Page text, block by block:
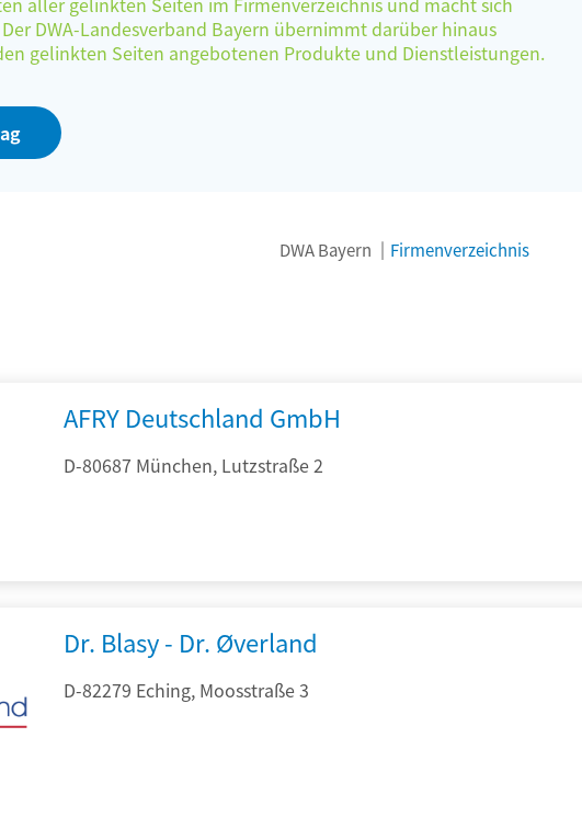
DWA-Landesverband Bayern übernimmt darüber hinaus
gelinkten Seiten angebotenen Produkte und Dienstleistungen.
DWA Bayern Firmenverzeichnis
AFRY Deutschland GmbH
D-80687 München, Lutzstraße 2
Dr. Blasy - Dr. Øverland
D-82279 Eching, Moosstraße 3